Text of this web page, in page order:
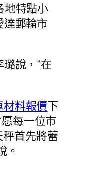
地特點小
達郵輪市
說，“在
材料報價下
每一位市
首先將蕾
。